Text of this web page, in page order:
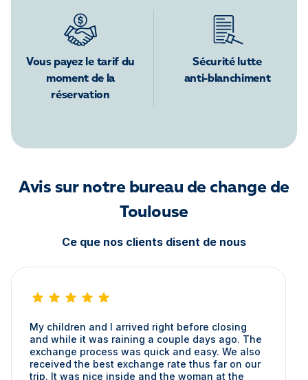
Vous payez le tarif du
moment de la
réservation
Sécurité lutte
anti-blanchiment
Avis sur notre bureau de change de
Toulouse
Ce que nos clients disent de nous
My children and I arrived right before closing
and while it was raining a couple days ago. The
exchange process was quick and easy. We also
received the best exchange rate thus far on our
trip. It was nice inside and the woman at the